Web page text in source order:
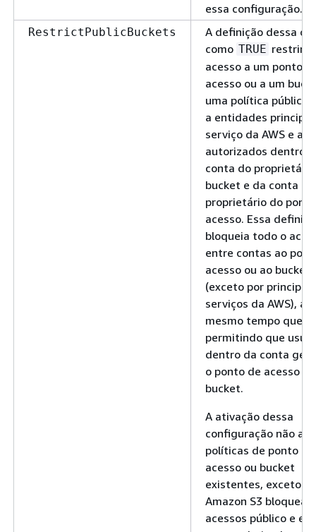
essa configuração.
RestrictPublicBuckets
A definição dessa
como TRUE
acesso a um ponto
acesso ou a um
uma política pública
a entidades
serviço da AWS e a
autorizados dentro
conta do
bucket e da conta do
proprietário do
acesso. Essa
bloqueia todo o
entre contas ao
acesso ou ao bucket
(exceto por
serviços da AWS), ao
mesmo tempo que
permitindo que
dentro da conta
o ponto de acesso
bucket.
A ativação dessa
configuração não
políticas de ponto de
acesso ou bucket
existentes, exceto
Amazon S3 bloquear
acessos público e